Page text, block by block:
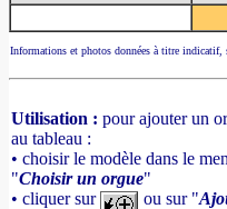
Informations et photos données à titre indicatif,
Utilisation : pour ajouter un
au tableau :
• choisir le modèle dans le
"Choisir un orgue"
• cliquer sur
ou sur "